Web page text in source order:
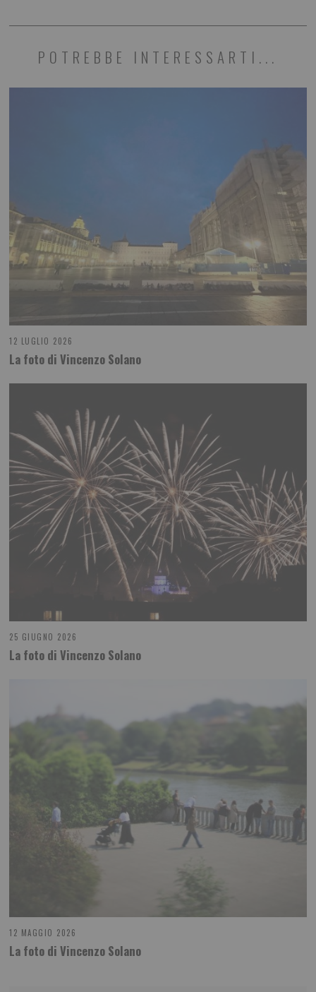
POTREBBE INTERESSARTI...
12 LUGLIO 2026
La foto di Vincenzo Solano
25 GIUGNO 2026
La foto di Vincenzo Solano
12 MAGGIO 2026
La foto di Vincenzo Solano